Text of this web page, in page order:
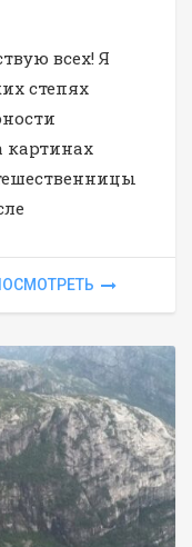
всех! Я
степях
картинах